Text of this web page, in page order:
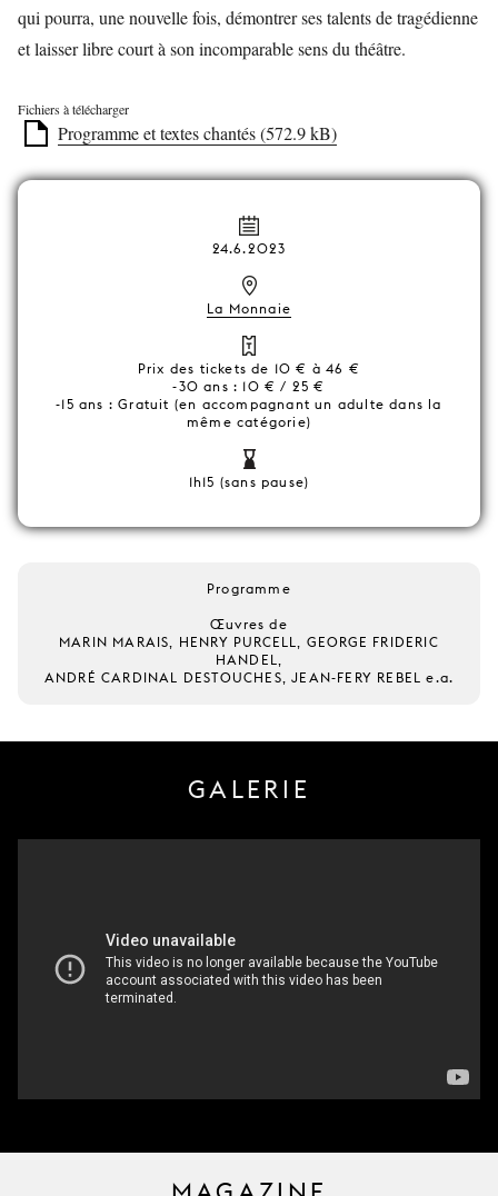
qui pourra, une nouvelle fois, démontrer ses talents de tragédienne
et laisser libre court à son incomparable sens du théâtre.
Fichiers à télécharger
Programme et textes chantés (572.9 kB)
24.6.2023
La Monnaie
Prix des tickets de 10 € à 46 €
-30 ans : 10 € / 25 €
-15 ans : Gratuit (en accompagnant un adulte dans la
même catégorie)
1h15 (sans pause)
Programme
Œuvres de
MARIN MARAIS, HENRY PURCELL, GEORGE FRIDERIC
HANDEL,
ANDRÉ CARDINAL DESTOUCHES, JEAN-FERY REBEL e.a.
GALERIE